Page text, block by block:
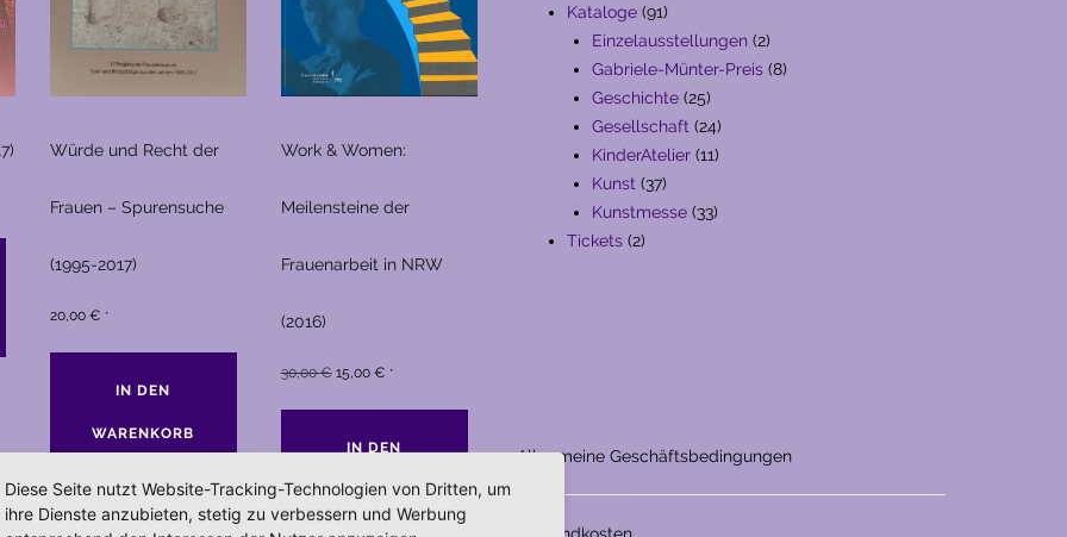
Würde und Recht der
Frauen – Spurensuche
(1995-2017)
20,00 € *
IN DEN
WARENKORB
Work & Women:
Meilensteine der
Frauenarbeit in NRW
(2016)
30,00€ Ursprünglicher
30,00 €
15,00 €Aktueller
15,00 €.
*
IN DEN
WARENKORB
Kataloge 9191
Produkte
Einzelausstellungen 22
Produkte
Gabriele-Münter-Preis 88
Geschichte 2525
Produkte
Gesellschaft 2424
Produkte
KinderAtelier 1111
Kunst 3737
Produkte
Kunstmesse 3333
Tickets 22
Allgemeine Geschäftsbedingungen
Diese Seite nutzt Website-Tracking-Technologien von Dritten, um
ihre Dienste anzubieten, stetig zu verbessern und Werbung